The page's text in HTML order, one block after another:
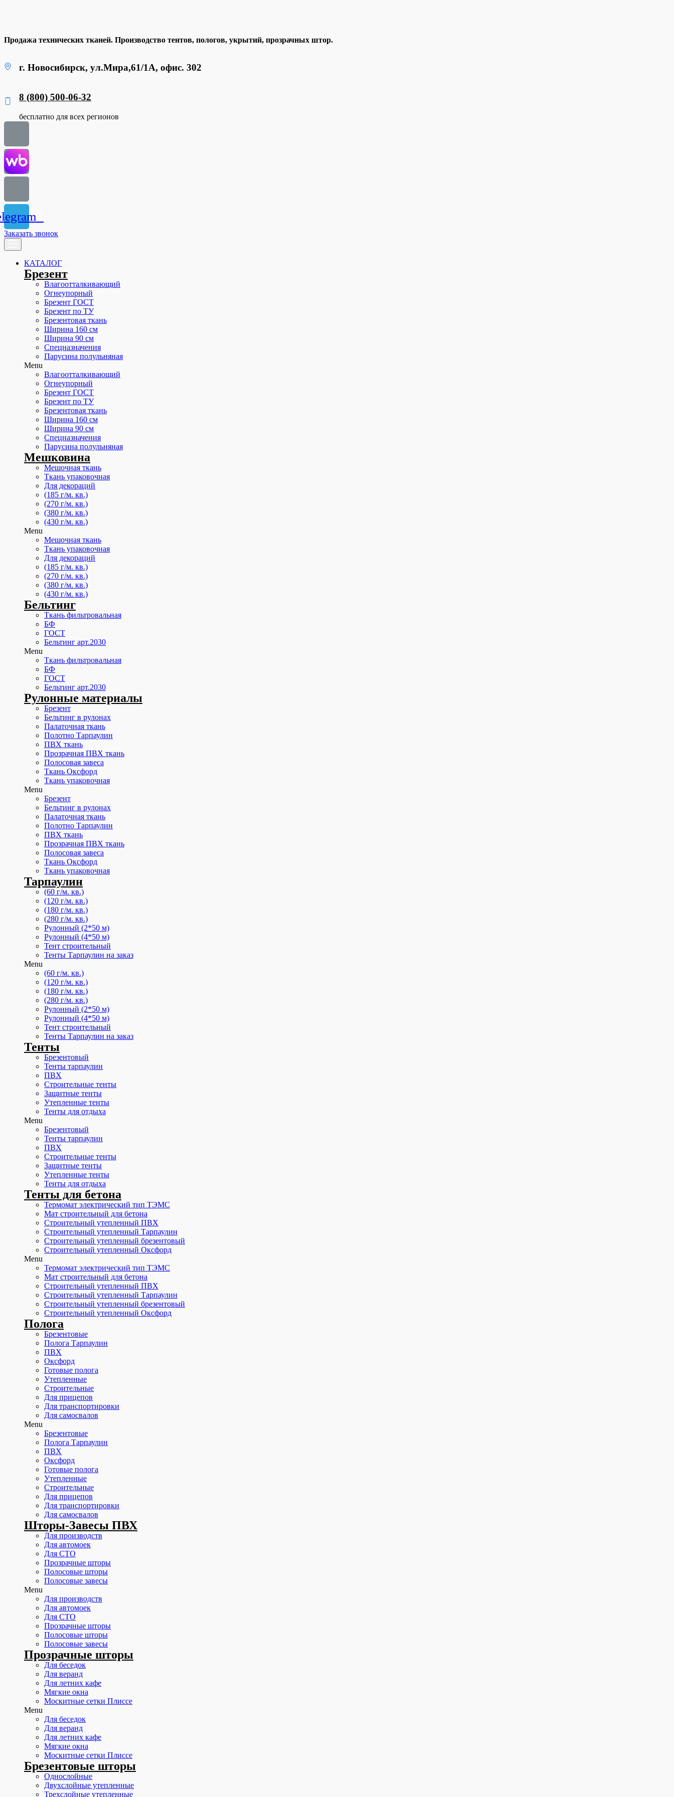
Продажа технических тканей. Производство тентов, пологов, укрытий, прозрачных штор.
г. Новосибирск, ул.Мира,61/1А, офис. 302
8 (800) 500-06-32
бесплатно для всех регионов
Заказать звонок
КАТАЛОГ
Брезент
Влагоотталкивающий
Огнеупорный
Брезент ГОСТ
Брезент по ТУ
Брезентовая ткань
Ширина 160 см
Ширина 90 см
Спецназначения
Парусина полульняная
Menu
Влагоотталкивающий
Огнеупорный
Брезент ГОСТ
Брезент по ТУ
Брезентовая ткань
Ширина 160 см
Ширина 90 см
Спецназначения
Парусина полульняная
Мешковина
Мешочная ткань
Ткань упаковочная
Для декораций
(185 г/м. кв.)
(270 г/м. кв.)
(380 г/м. кв.)
(430 г/м. кв.)
Menu
Мешочная ткань
Ткань упаковочная
Для декораций
(185 г/м. кв.)
(270 г/м. кв.)
(380 г/м. кв.)
(430 г/м. кв.)
Бельтинг
Ткань фильтровальная
БФ
ГОСТ
Бельтинг арт.2030
Menu
Ткань фильтровальная
БФ
ГОСТ
Бельтинг арт.2030
Рулонные материалы
Брезент
Бельтинг в рулонах
Палаточная ткань
Полотно Тарпаулин
ПВХ ткань
Прозрачная ПВХ ткань
Полосовая завеса
Ткань Оксфорд
Ткань упаковочная
Menu
Брезент
Бельтинг в рулонах
Палаточная ткань
Полотно Тарпаулин
ПВХ ткань
Прозрачная ПВХ ткань
Полосовая завеса
Ткань Оксфорд
Ткань упаковочная
Тарпаулин
(60 г/м. кв.)
(120 г/м. кв.)
(180 г/м. кв.)
(280 г/м. кв.)
Рулонный (2*50 м)
Рулонный (4*50 м)
Тент строительный
Тенты Тарпаулин на заказ
Menu
(60 г/м. кв.)
(120 г/м. кв.)
(180 г/м. кв.)
(280 г/м. кв.)
Рулонный (2*50 м)
Рулонный (4*50 м)
Тент строительный
Тенты Тарпаулин на заказ
Тенты
Брезентовый
Тенты тарпаулин
ПВХ
Строительные тенты
Защитные тенты
Утепленные тенты
Тенты для отдыха
Menu
Брезентовый
Тенты тарпаулин
ПВХ
Строительные тенты
Защитные тенты
Утепленные тенты
Тенты для отдыха
Тенты для бетона
Термомат электрический тип ТЭМС
Мат строительный для бетона
Строительный утепленный ПВХ
Строительный утепленный Тарпаулин
Строительный утепленный брезентовый
Строительный утепленный Оксфорд
Menu
Термомат электрический тип ТЭМС
Мат строительный для бетона
Строительный утепленный ПВХ
Строительный утепленный Тарпаулин
Строительный утепленный брезентовый
Строительный утепленный Оксфорд
Полога
Брезентовые
Полога Тарпаулин
ПВХ
Оксфорд
Готовые полога
Утепленные
Строительные
Для прицепов
Для транспортировки
Для самосвалов
Menu
Брезентовые
Полога Тарпаулин
ПВХ
Оксфорд
Готовые полога
Утепленные
Строительные
Для прицепов
Для транспортировки
Для самосвалов
Шторы-Завесы ПВХ
Для производств
Для автомоек
Для СТО
Прозрачные шторы
Полосовые шторы
Полосовые завесы
Menu
Для производств
Для автомоек
Для СТО
Прозрачные шторы
Полосовые шторы
Полосовые завесы
Прозрачные шторы
Для беседок
Для веранд
Для летних кафе
Мягкие окна
Москитные сетки Плиссе
Menu
Для беседок
Для веранд
Для летних кафе
Мягкие окна
Москитные сетки Плиссе
Брезентовые шторы
Однослойные
Двухслойные утепленные
Трехслойные утепленные